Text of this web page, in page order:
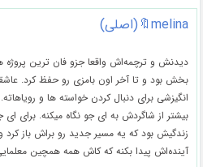
melina🔖(اصلی)
دیدنش و ترچمه‌اش واقعا جزو فان ترین پروژه
بخش بود و تا آخر اون بامزی رو حفظ کرد.
انگیزشی برای دنبال کردن خواسته ها و
بیشتر از شاگردش به ای جو نگاه میکنه. برای
زندگیش بود که یه مسیر جدید رو براش باز
آینده‌اش پیدا بکنه که کاش همه همچین